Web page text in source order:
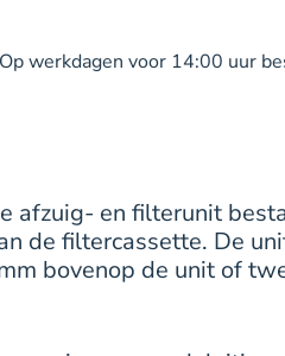
Op werkdagen voor 14:00 uur
afzuig- en filterunit
de filtercassette. De
bovenop de unit of